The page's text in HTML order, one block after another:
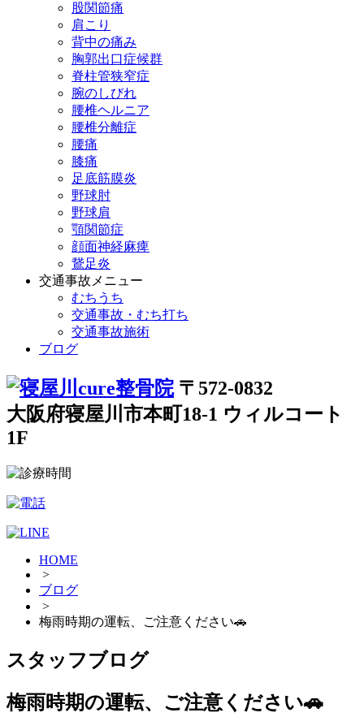
股関節痛
肩こり
背中の痛み
胸郭出口症候群
脊柱管狭窄症
腕のしびれ
腰椎ヘルニア
腰椎分離症
腰痛
膝痛
足底筋膜炎
野球肘
野球肩
顎関節症
顔面神経麻痺
鵞足炎
交通事故メニュー
むちうち
交通事故・むち打ち
交通事故施術
ブログ
〒572-0832
大阪府寝屋川市本町18-1 ウィルコート
1F
HOME
>
ブログ
>
梅雨時期の運転、ご注意ください🚗
スタッフブログ
梅雨時期の運転、ご注意ください🚗